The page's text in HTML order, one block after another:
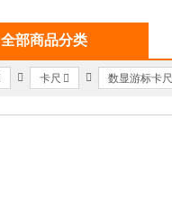
全部商品分类
卡尺 数显游标卡尺